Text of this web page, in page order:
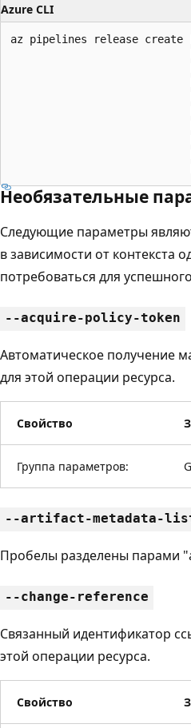
Azure CLI
az pipelines release
Необязательные
Следующие параметры
в зависимости от контекста
потребоваться для
--acquire-policy-token
Автоматическое получение
для этой операции ресурса.
Свойство
Группа параметров:
--artifact-metadata-
Пробелы разделены парами
--change-reference
Связанный идентификатор
этой операции ресурса.
Свойство